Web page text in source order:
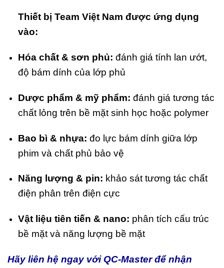
Thiết bị Team Việt Nam được ứng dụng
vào:
Hóa chất & sơn phủ: đánh giá tính lan ướt,
độ bám dính của lớp phủ
Dược phẩm & mỹ phẩm: đánh giá tương tác
chất lỏng trên bề mặt sinh học hoặc polymer
Bao bì & nhựa: đo lực bám dính giữa lớp
phim và chất phủ bảo vệ
Năng lượng & pin: khảo sát tương tác chất
điện phân trên điện cực
Vật liệu tiên tiến & nano: phân tích cấu trúc
bề mặt và năng lượng bề mặt
Hãy liên hệ ngay với QC-Masterđể nhận